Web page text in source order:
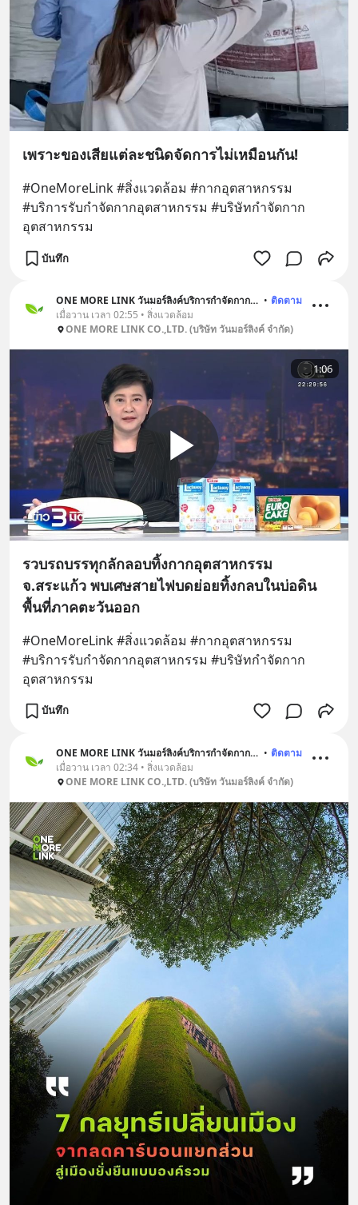
เพราะของเสียแต่ละชนิดจัดการไม่เหมือนกัน!
#OneMoreLink #สิ่งแวดล้อม #กากอุตสาหกรรม
#บริการรับกําจัดกากอุตสาหกรรม #บริษัทกำจัดกาก
อุตสาหกรรม
บันทึก
ONE MORE LINK วันมอร์ลิงค์บริการกำจัดกากอุตสาหกรรม • ติดตาม
เมื่อวาน เวลา 02:55 • สิ่งแวดล้อม
ONE MORE LINK CO.,LTD. (บริษัท วันมอร์ลิงค์ จำกัด)
1:06
รวบรถบรรทุกลักลอบทิ้งกากอุตสาหกรรม
จ.สระแก้ว พบเศษสายไฟบดย่อยทิ้งกลบในบ่อดิน
พื้นที่ภาคตะวันออก
#OneMoreLink #สิ่งแวดล้อม #กากอุตสาหกรรม
#บริการรับกําจัดกากอุตสาหกรรม #บริษัทกำจัดกาก
อุตสาหกรรม
บันทึก
ONE MORE LINK วันมอร์ลิงค์บริการกำจัดกากอุตสาหกรรม • ติดตาม
เมื่อวาน เวลา 02:34 • สิ่งแวดล้อม
ONE MORE LINK CO.,LTD. (บริษัท วันมอร์ลิงค์ จำกัด)